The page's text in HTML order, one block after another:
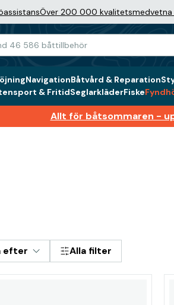
Över 200 000 kvalitetsmedvetna
NavigationBåtvård & Reparation
& FritidSeglarkläderFiske
Allt för båtsommaren -
efter Alla filter